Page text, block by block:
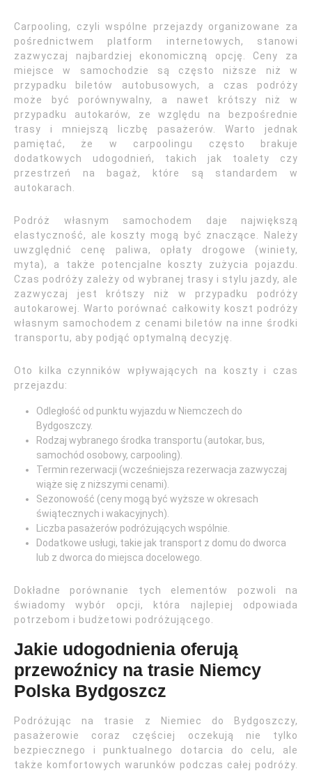
Carpooling, czyli wspólne przejazdy organizowane za
pośrednictwem platform internetowych, stanowi
zazwyczaj najbardziej ekonomiczną opcję. Ceny za
miejsce w samochodzie są często niższe niż w
przypadku biletów autobusowych, a czas podróży
może być porównywalny, a nawet krótszy niż w
przypadku autokarów, ze względu na bezpośrednie
trasy i mniejszą liczbę pasażerów. Warto jednak
pamiętać, że w carpoolingu często brakuje
dodatkowych udogodnień, takich jak toalety czy
przestrzeń na bagaż, które są standardem w
autokarach.
Podróż własnym samochodem daje największą
elastyczność, ale koszty mogą być znaczące. Należy
uwzględnić cenę paliwa, opłaty drogowe (winiety,
myta), a także potencjalne koszty zużycia pojazdu.
Czas podróży zależy od wybranej trasy i stylu jazdy, ale
zazwyczaj jest krótszy niż w przypadku podróży
autokarowej. Warto porównać całkowity koszt podróży
własnym samochodem z cenami biletów na inne środki
transportu, aby podjąć optymalną decyzję.
Oto kilka czynników wpływających na koszty i czas
przejazdu:
Odległość od punktu wyjazdu w Niemczech do
Bydgoszczy.
Rodzaj wybranego środka transportu (autokar, bus,
samochód osobowy, carpooling).
Termin rezerwacji (wcześniejsza rezerwacja zazwyczaj
wiąże się z niższymi cenami).
Sezonowość (ceny mogą być wyższe w okresach
świątecznych i wakacyjnych).
Liczba pasażerów podróżujących wspólnie.
Dodatkowe usługi, takie jak transport z domu do dworca
lub z dworca do miejsca docelowego.
Dokładne porównanie tych elementów pozwoli na
świadomy wybór opcji, która najlepiej odpowiada
potrzebom i budżetowi podróżującego.
Jakie udogodnienia oferują
przewoźnicy na trasie Niemcy
Polska Bydgoszcz
Podróżując na trasie z Niemiec do Bydgoszczy,
pasażerowie coraz częściej oczekują nie tylko
bezpiecznego i punktualnego dotarcia do celu, ale
także komfortowych warunków podczas całej podróży.